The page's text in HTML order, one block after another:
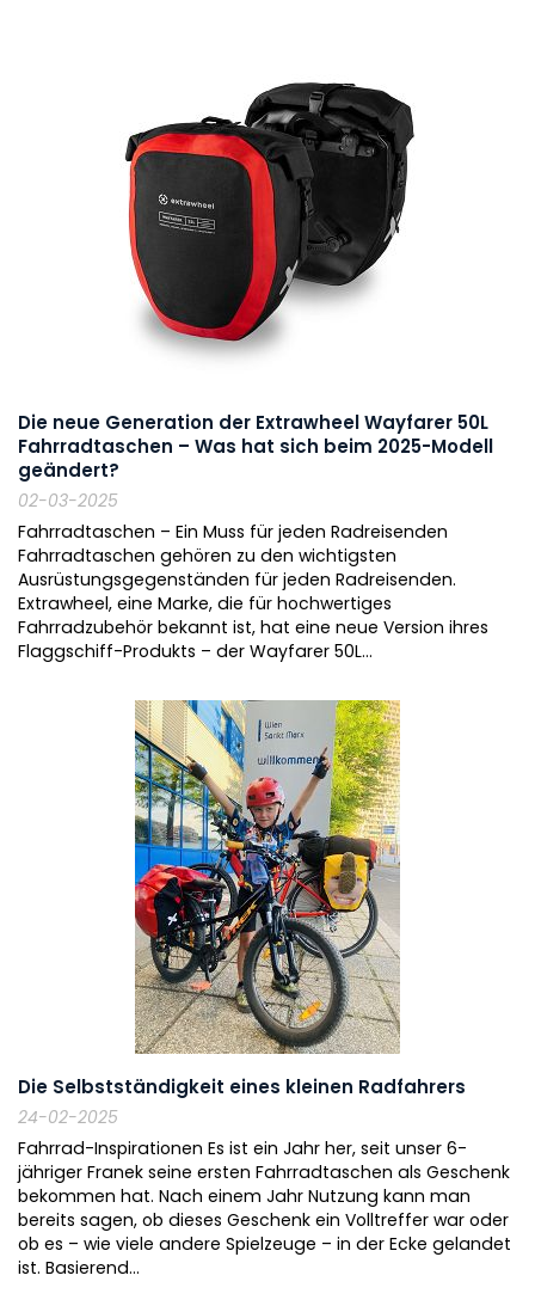
Die neue Generation der Extrawheel Wayfarer 50L
Fahrradtaschen – Was hat sich beim 2025-Modell
geändert?
02-03-2025
Fahrradtaschen – Ein Muss für jeden Radreisenden
Fahrradtaschen gehören zu den wichtigsten
Ausrüstungsgegenständen für jeden Radreisenden.
Extrawheel, eine Marke, die für hochwertiges
Fahrradzubehör bekannt ist, hat eine neue Version ihres
Flaggschiff-Produkts – der Wayfarer 50L...
Die Selbstständigkeit eines kleinen Radfahrers
24-02-2025
Fahrrad-Inspirationen Es ist ein Jahr her, seit unser 6-
jähriger Franek seine ersten Fahrradtaschen als Geschenk
bekommen hat. Nach einem Jahr Nutzung kann man
bereits sagen, ob dieses Geschenk ein Volltreffer war oder
ob es – wie viele andere Spielzeuge – in der Ecke gelandet
ist. Basierend...